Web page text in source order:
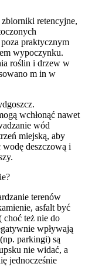
retencyjne,
praktycznym
wypoczynku.
roślin i drzew w
m in w
wchłonąć nawet
wód
miejską, aby
wodę deszczową i
terenów
asfalt być
choć też nie do
wpływają
parkingi) są
nie widać, a
jednocześnie